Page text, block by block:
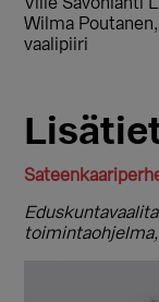
Wilma
vaalipiiri